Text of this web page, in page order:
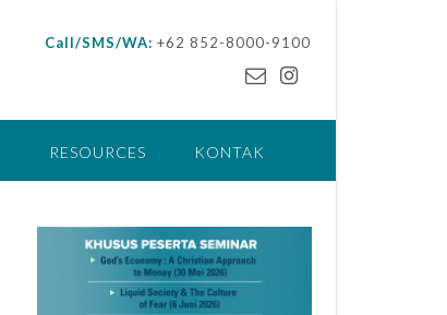
Call/SMS/WA: +62 852-8000-9100
RESOURCES KONTAK